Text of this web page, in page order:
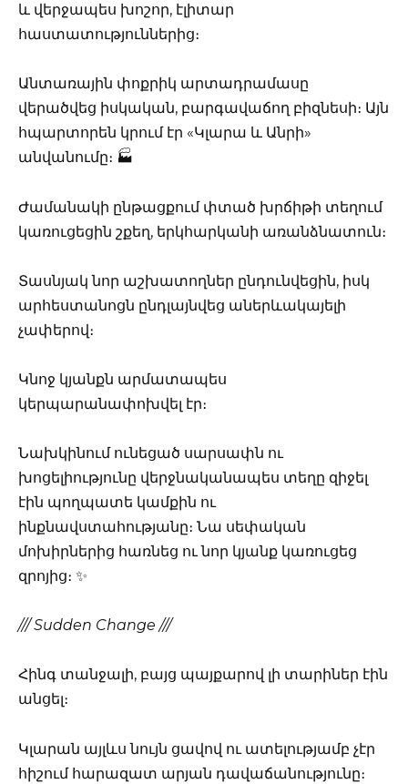
և վերջապես խոշոր, էլիտար
հաստատություններից։
Անտառային փոքրիկ արտադրամասը
վերածվեց իսկական, բարգավաճող բիզնեսի։ Այն
հպարտորեն կրում էր «Կլարա և Անրի»
անվանումը։ 🏭
Ժամանակի ընթացքում փտած խրճիթի տեղում
կառուցեցին շքեղ, երկհարկանի առանձնատուն։
Տասնյակ նոր աշխատողներ ընդունվեցին, իսկ
արհեստանոցն ընդլայնվեց աներևակայելի
չափերով։
Կնոջ կյանքն արմատապես
կերպարանափոխվել էր։
Նախկինում ունեցած սարսափն ու
խոցելիությունը վերջնականապես տեղը զիջել
էին պողպատե կամքին ու
ինքնավստահությանը։ Նա սեփական
մոխիրներից հառնեց ու նոր կյանք կառուցեց
զրոյից։ ✨
/// Sudden Change ///
Հինգ տանջալի, բայց պայքարով լի տարիներ էին
անցել։
Կլարան այլևս նույն ցավով ու ատելությամբ չէր
հիշում հարազատ արյան դավաճանությունը։